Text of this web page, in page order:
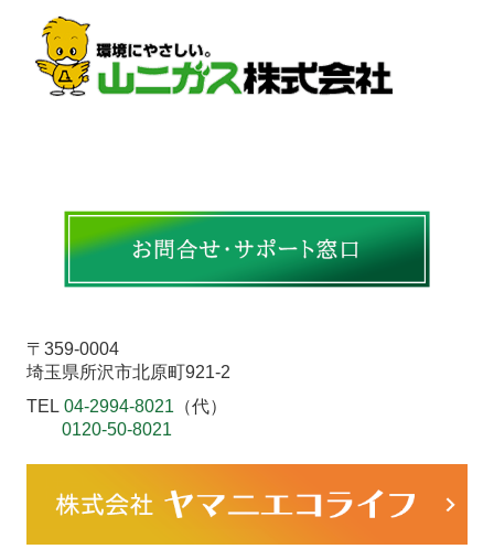
〒359-0004
埼玉県所沢市北原町921-2
TEL04-2994-8021 （代）
0120-50-8021